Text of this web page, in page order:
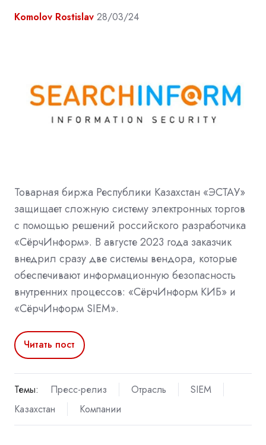
Komolov Rostislav 28/03/24
Товарная биржа Республики Казахстан «ЭСТАУ»
защищает сложную систему электронных торгов
с помощью решений российского разработчика
«СёрчИнформ». В августе 2023 года заказчик
внедрил сразу две системы вендора, которые
обеспечивают информационную безопасность
внутренних процессов: «СёрчИнформ КИБ» и
«СёрчИнформ SIEM».
Читать пост
Темы: Пресс-релиз Отрасль
SIEM
Казахстан
Компании